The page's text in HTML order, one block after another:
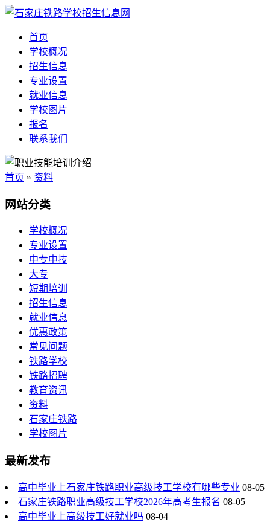
首页
学校概况
招生信息
专业设置
就业信息
学校图片
报名
联系我们
首页 » 资料
网站分类
学校概况
专业设置
中专中技
大专
短期培训
招生信息
就业信息
优惠政策
常见问题
铁路学校
铁路招聘
教育资讯
资料
石家庄铁路
学校图片
最新发布
高中毕业上石家庄铁路职业高级技工学校有哪些专业 08-05
石家庄铁路职业高级技工学校2026年高考生报名 08-05
高中毕业上高级技工好就业吗 08-04